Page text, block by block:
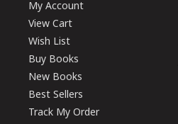
My Account
View Cart
Wish List
Buy Books
New Books
Best Sellers
Track My Order